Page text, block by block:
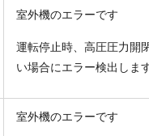
室外機のエラーです
運転停止時、高圧圧力開
い場合にエラー検出します
室外機のエラーです